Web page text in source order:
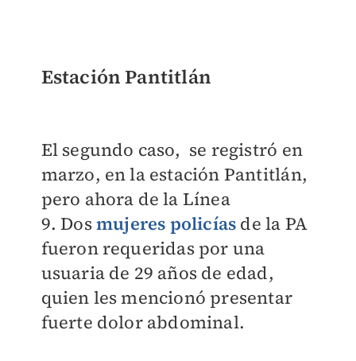
Estación Pantitlán
El segundo caso, se registró en
marzo, en la estación Pantitlán,
pero ahora de la Línea
9.Dosmujeres policías de la PA
fueron requeridas por una
usuaria de 29 años de edad,
quien les mencionó presentar
fuerte dolor abdominal.